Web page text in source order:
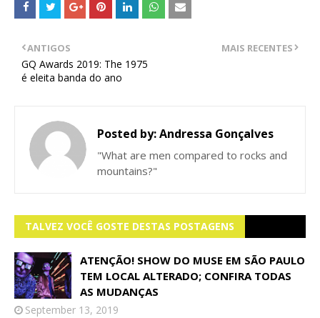
MAIS RECENTES
ANTIGOS
GQ Awards 2019: The 1975
é eleita banda do ano
Posted by:Andressa Gonçalves
"What are men compared to rocks and
mountains?"
TALVEZ VOCÊ GOSTE DESTAS POSTAGENS
ATENÇÃO! SHOW DO MUSE EM SÃO PAULO
TEM LOCAL ALTERADO; CONFIRA TODAS
AS MUDANÇAS
September 13, 2019